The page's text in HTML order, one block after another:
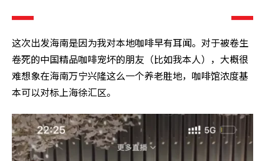
这次出发海南是因为我对本地咖啡早有耳闻。对于被卷生
卷死的中国精品咖啡宠坏的朋友（比如我本人），大概很
难想象在海南万宁兴隆这么一个养老胜地，咖啡馆浓度基
本可以对标上海徐汇区。